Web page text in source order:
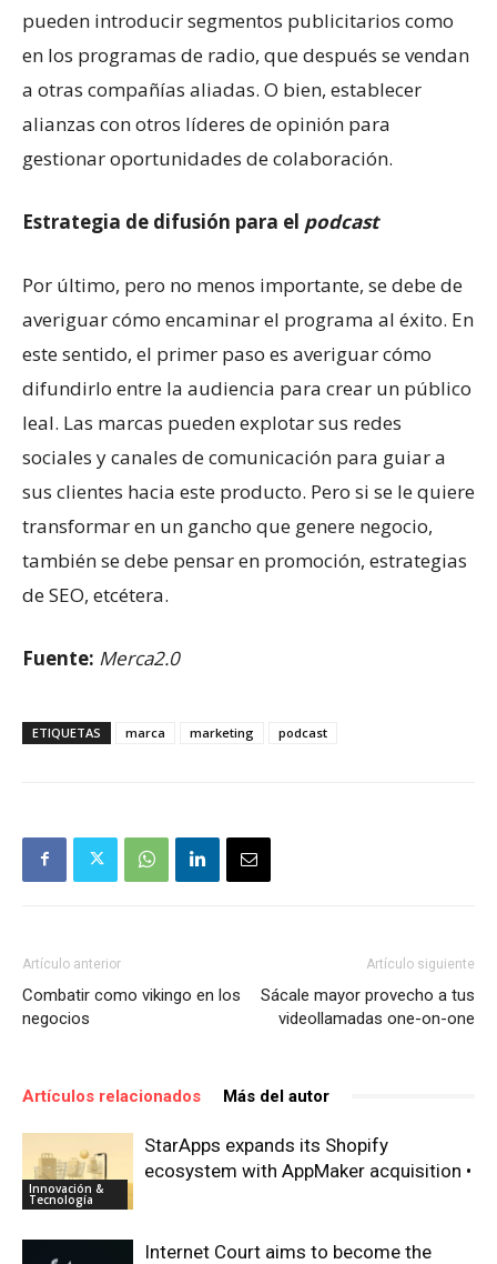
pueden introducir segmentos publicitarios como
en los programas de radio, que después se vendan
a otras compañías aliadas. O bien, establecer
alianzas con otros líderes de opinión para
gestionar oportunidades de colaboración.
Estrategia de difusión para el podcast
Por último, pero no menos importante, se debe de
averiguar cómo encaminar el programa al éxito. En
este sentido, el primer paso es averiguar cómo
difundirlo entre la audiencia para crear un público
leal. Las marcas pueden explotar sus redes
sociales y canales de comunicación para guiar a
sus clientes hacia este producto. Pero si se le quiere
transformar en un gancho que genere negocio,
también se debe pensar en promoción, estrategias
de SEO, etcétera.
Fuente: Merca2.0
ETIQUETAS marca marketing podcast
Artículo anterior
Combatir como vikingo en los
negocios
Artículo siguiente
Sácale mayor provecho a tus
videollamadas one-on-one
Artículos relacionados Más del autor
Innovación &
Tecnología
StarApps expands its Shopify
ecosystem with AppMaker acquisition •
Internet Court aims to become the